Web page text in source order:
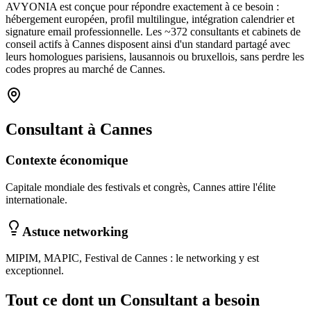
AVYONIA est conçue pour répondre exactement à ce besoin :
hébergement européen, profil multilingue, intégration calendrier et
signature email professionnelle. Les ~372 consultants et cabinets de
conseil actifs à Cannes disposent ainsi d'un standard partagé avec
leurs homologues parisiens, lausannois ou bruxellois, sans perdre les
codes propres au marché de Cannes.
Consultant à Cannes
Contexte économique
Capitale mondiale des festivals et congrès, Cannes attire l'élite
internationale.
Astuce networking
MIPIM, MAPIC, Festival de Cannes : le networking y est
exceptionnel.
Tout ce dont un Consultant a besoin